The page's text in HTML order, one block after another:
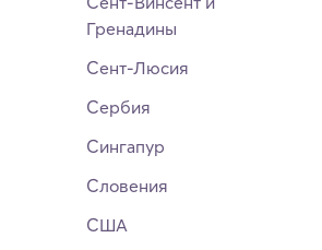
Гренадины
Сент-Люсия
Сербия
Сингапур
Словения
США